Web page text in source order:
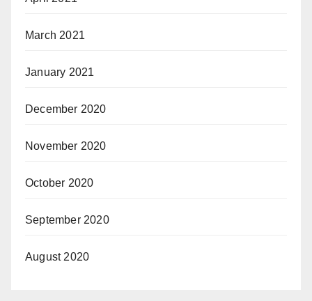
March 2021
January 2021
December 2020
November 2020
October 2020
September 2020
August 2020